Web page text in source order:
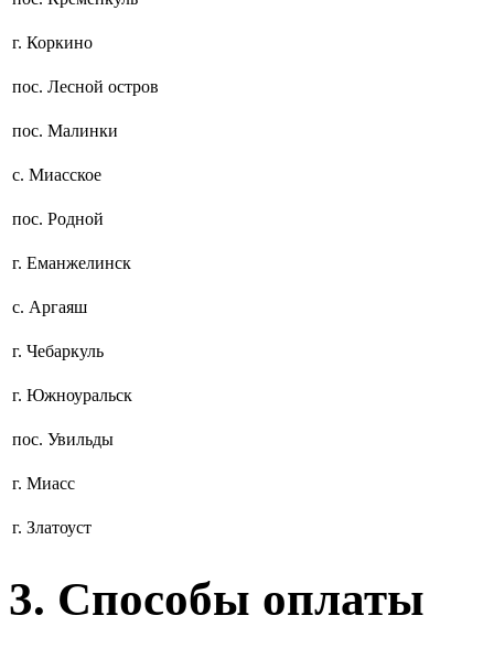
г. Коркино
пос. Лесной остров
пос. Малинки
с. Миасское
пос. Родной
г. Еманжелинск
с. Аргаяш
г. Чебаркуль
г. Южноуральск
пос. Увильды
г. Миасс
г. Златоуст
3. Способы оплаты